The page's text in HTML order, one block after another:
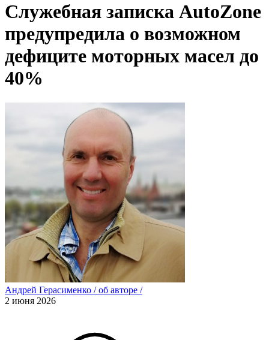
Служебная записка AutoZone
предупредила о возможном
дефиците моторных масел до
40%
Андрей Герасименко /об авторе /
2 июня 2026